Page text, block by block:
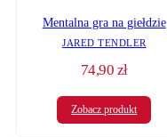
Mentalna gra na giełdzie
JARED TENDLER
74,90 zł
Zobacz produkt